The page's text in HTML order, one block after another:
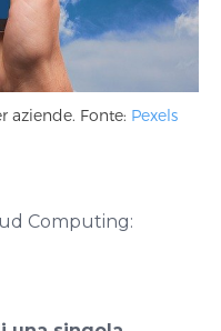
aziende. Fonte: Pexels
Computing: